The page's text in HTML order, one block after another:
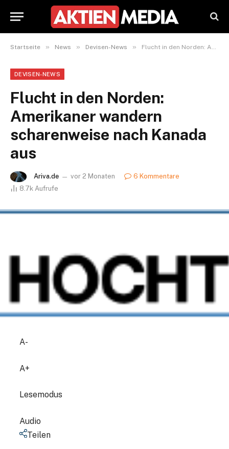
Startseite » News » Devisen-News » Flucht in den Norden: Amerikaner wandern scharenweise nach Kanada aus
DEVISEN-NEWS
Flucht in den Norden:
Amerikaner wandern
scharenweise nach Kanada
aus
Ariva.de vor 2 Monaten
6 Kommentare
8.7k Aufrufe
A-
A+
Lesemodus
Audio
Teilen